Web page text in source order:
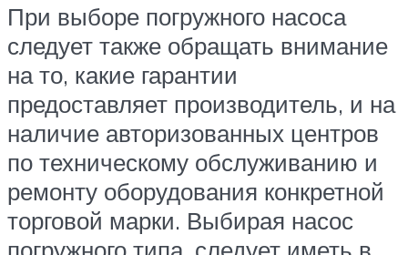
При выборе погружного насоса
следует также обращать внимание
на то, какие гарантии
предоставляет производитель, и на
наличие авторизованных центров
по техническому обслуживанию и
ремонту оборудования конкретной
торговой марки. Выбирая насос